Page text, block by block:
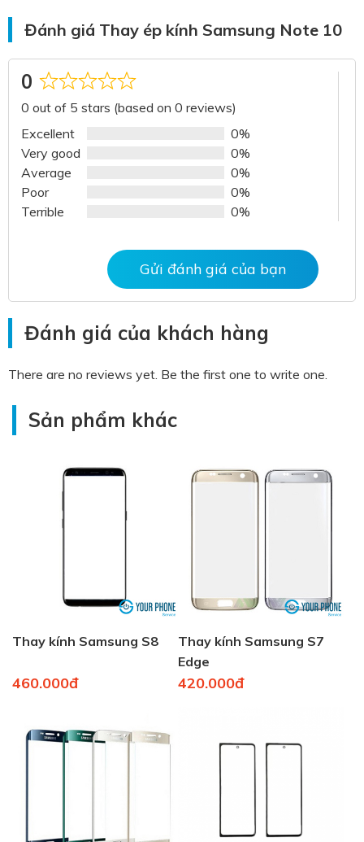
Đánh giá Thay ép kính Samsung Note 10
0
Rated
0
out
of
5
0 out of 5 stars (based on 0 reviews)
Excellent
0%
Very good
0%
Average
0%
Poor
0%
Terrible
0%
Gửi đánh giá của bạn
Đánh giá của khách hàng
There are no reviews yet. Be the first one to write one.
Sản phẩm khác
Thay kính Samsung S8
460.000đ
Thay kính Samsung S7
Edge
420.000đ